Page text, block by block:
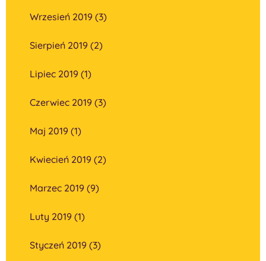
Wrzesień 2019 (3)
Sierpień 2019 (2)
Lipiec 2019 (1)
Czerwiec 2019 (3)
Maj 2019 (1)
Kwiecień 2019 (2)
Marzec 2019 (9)
Luty 2019 (1)
Styczeń 2019 (3)